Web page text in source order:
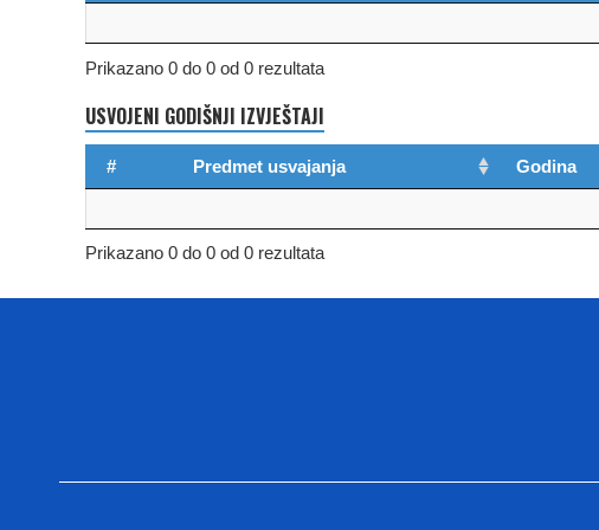
Prikazano 0 do 0 od 0 rezultata
USVOJENI GODIŠNJI IZVJEŠTAJI
# Predmet usvajanja Godina
Prikazano 0 do 0 od 0 rezultata